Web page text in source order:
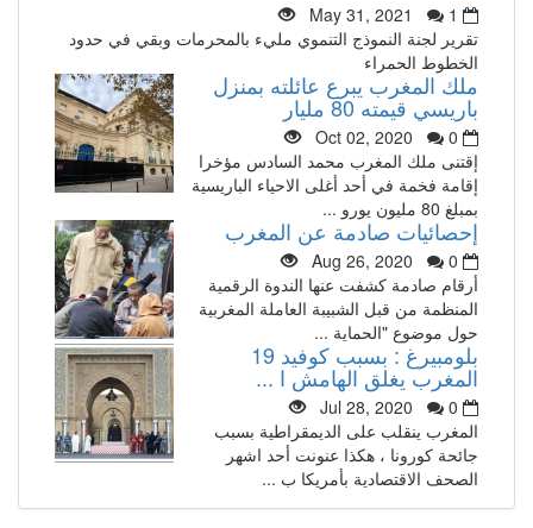
May 31, 2021
1
تقرير لجنة النموذج التنموي مليء بالمحرمات وبقي في حدود
الخطوط الحمراء
ملك المغرب يبرع عائلته بمنزل
باريسي قيمته 80 مليار
Oct 02, 2020
0
إقتنى ملك المغرب محمد السادس مؤخرا
إقامة فخمة في أحد أغلى الاحياء الباريسية
بمبلغ 80 مليون يورو ...
إحصائيات صادمة عن المغرب
Aug 26, 2020
0
أرقام صادمة كشفت عنها الندوة الرقمية
المنظمة من قبل الشبيبة العاملة المغربية
حول موضوع "الحماية ...
بلومبيرغ : بسبب كوفيد 19
المغرب يغلق الهامش ا ...
Jul 28, 2020
0
المغرب ينقلب على الديمقراطية بسبب
جائحة كورونا ، هكذا عنونت أحد اشهر
الصحف الاقتصادية بأمريكا ب ...